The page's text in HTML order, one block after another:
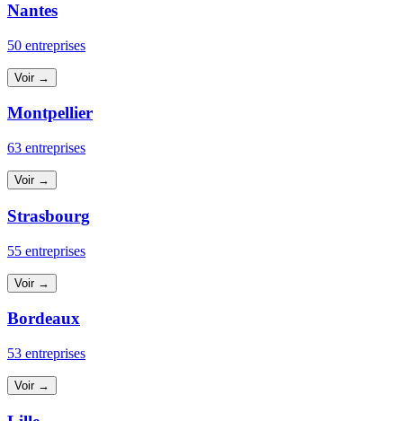
Nantes
50 entreprises
Voir →
Montpellier
63 entreprises
Voir →
Strasbourg
55 entreprises
Voir →
Bordeaux
53 entreprises
Voir →